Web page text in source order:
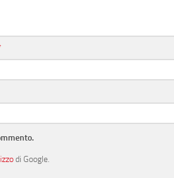
di Google.